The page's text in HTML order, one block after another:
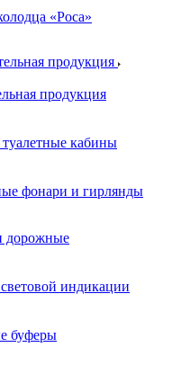
«Роса»
продукция
продукция
кабины
фонари и гирлянды
дорожные
индикации
буферы